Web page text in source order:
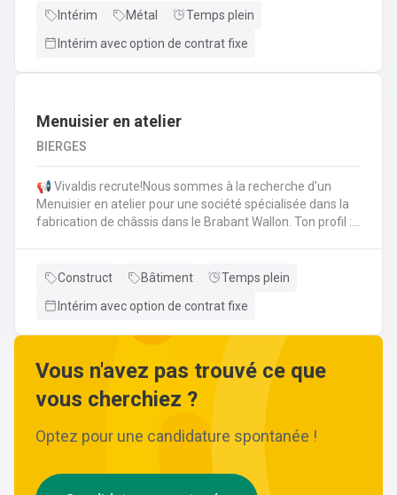
familiale spécialisée dans la fabrication et l'assemblage
années, ils mettent un point d'honneur à offrir à leurs
sur de l'aluminium et de l'acier inoxydable en respectant
composants avant de procéder à la soudure.Effectuer les
conformer aux normes de sécurité et aux procédures
internes.Collaborer avec l'équipe pour assurer une
performance à la fois efficace et exacte.
Intérim Métal
Temps plein
Intérim avec option de contrat fixe
Menuisier en atelier
BIERGES
📢 Vivaldis recrute!Nous sommes à la recherche d'un
Menuisier en atelier pour une société spécialisée dans la
fabrication de châssis dans le Brabant Wallon. Ton profil :
région.Construct Bâtiment
Temps plein
Intérim avec option de contrat fixe
Vous n'avez pas trouvé ce que
vous cherchiez ?
Optez pour une candidature spontanée !